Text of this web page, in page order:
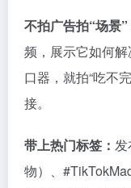
不拍广告拍“场景”
频，展示它如何
口器，就拍“吃不
接。
带上热门标签：
物）、